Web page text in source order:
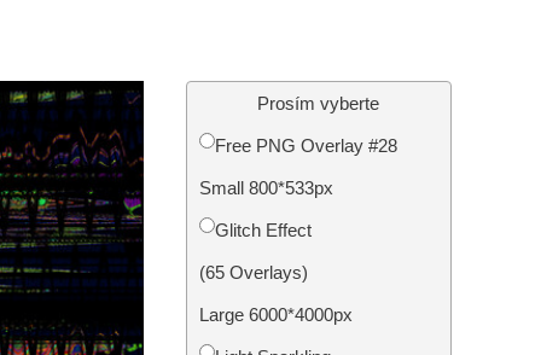
nemovitostí
Foto Obnovení Služby
Prosím vyberte
Free PNG Overlay #28
Small 800*533px
Glitch Effect
(65 Overlays)
Large 6000*4000px